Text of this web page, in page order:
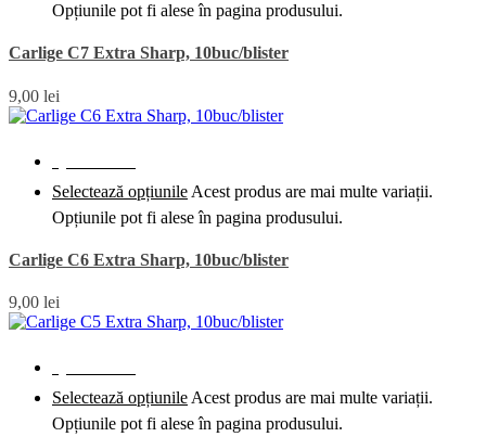
Opțiunile pot fi alese în pagina produsului.
Carlige C7 Extra Sharp, 10buc/blister
9,00 lei
Selectează opțiunile Acest produs are mai multe variații.
Opțiunile pot fi alese în pagina produsului.
Carlige C6 Extra Sharp, 10buc/blister
9,00 lei
Selectează opțiunile Acest produs are mai multe variații.
Opțiunile pot fi alese în pagina produsului.